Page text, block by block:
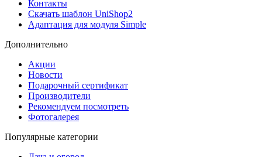
Контакты
Скачать шаблон UniShop2
Адаптация для модуля Simple
Дополнительно
Акции
Новости
Подарочный сертификат
Производители
Рекомендуем посмотреть
Фотогалерея
Популярные категории